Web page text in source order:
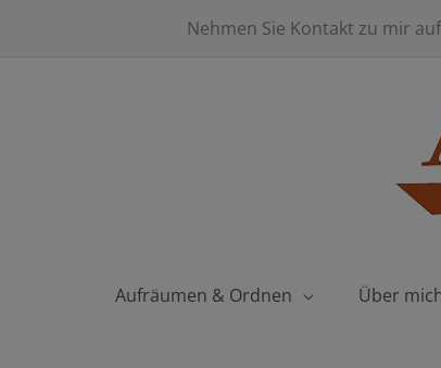
Nehmen Sie Kontakt zu mir
Aufräumen & Ordnen Über